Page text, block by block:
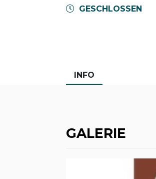
GESCHLOSSEN
INFO
GALERIE